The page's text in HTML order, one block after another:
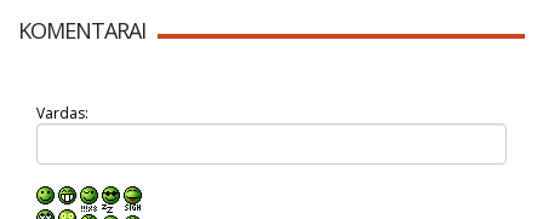
KOMENTARAI
Vardas: